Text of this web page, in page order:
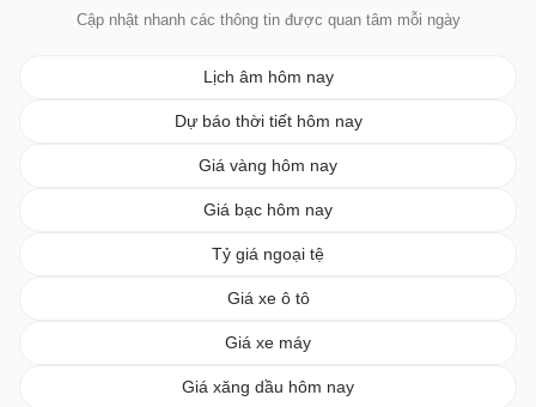
Cập nhật nhanh các thông tin được quan tâm mỗi ngày
Lịch âm hôm nay
Dự báo thời tiết hôm nay
Giá vàng hôm nay
Giá bạc hôm nay
Tỷ giá ngoại tệ
Giá xe ô tô
Giá xe máy
Giá xăng dầu hôm nay